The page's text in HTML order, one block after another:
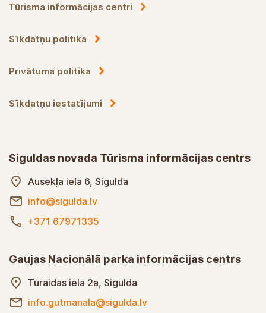
Tūrisma informācijas centri
Sīkdatņu politika
Privātuma politika
Sīkdatņu iestatījumi
Siguldas novada Tūrisma informācijas centrs
Ausekļa iela 6, Sigulda
info@sigulda.lv
+371 67971335
Gaujas Nacionālā parka informācijas centrs
Turaidas iela 2a, Sigulda
info.gutmanala@sigulda.lv